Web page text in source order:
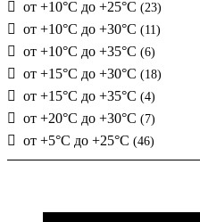
от +10°C до +25°C (23)
от +10°C до +30°C (11)
от +10°C до +35°C (6)
от +15°C до +30°C (18)
от +15°C до +35°C (4)
от +20°C до +30°C (7)
от +5°C до +25°C (46)